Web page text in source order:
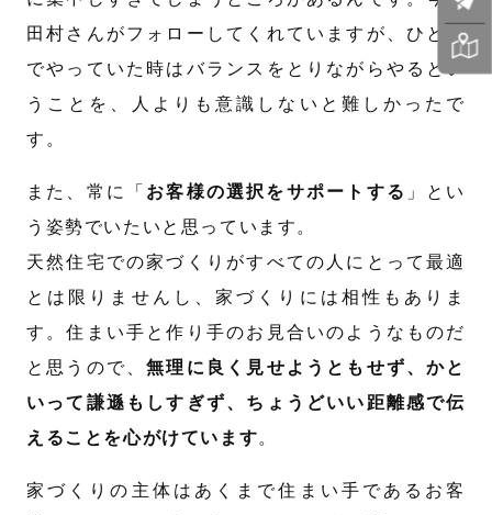
田村さんがフォローしてくれていますが、ひとり
でやっていた時はバランスをとりながらやるとい
うことを、人よりも意識しないと難しかったで
す。
また、常に「 お客様の選択をサポートする 」とい
う姿勢でいたいと思っています。
天然住宅での家づくりがすべての人にとって最適
とは限りませんし、家づくりには相性もありま
す。住まい手と作り手のお見合いのようなものだ
と思うので、無理に良く見せようともせず、かと
いって謙遜もしすぎず、ちょうどいい距離感で伝
えることを心がけています。
家づくりの主体はあくまで住まい手であるお客